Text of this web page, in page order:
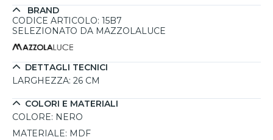
Realizzato in MDF, una resistente fibra di legno, è rifinito
con vernici all'acqua in una finitura satinata che ne esalta la
quadrante, completano il look raffinato e moderno. Il
meccanismo tedesco, affidabile e silenzioso, garantisce
precisione senza disturbare l'ambiente. Grazie al tassello
soluzione ideale per chi cerca un orologio da parete
moderno e di qualità.
BRAND
CODICE ARTICOLO: 15B7
SELEZIONATO DA MAZZOLALUCE
DETTAGLI TECNICI
LARGHEZZA: 26 CM
COLORI E MATERIALI
COLORE: NERO
MATERIALE: MDF